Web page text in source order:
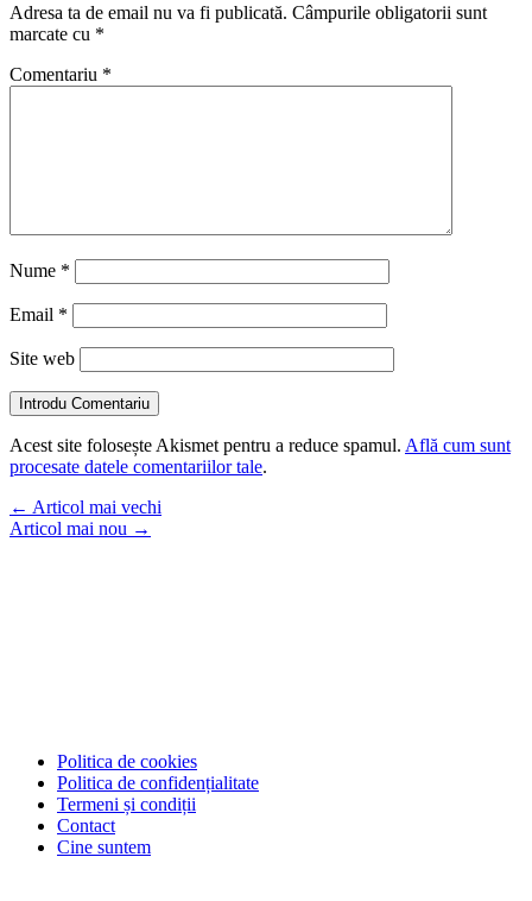
Adresa ta de email nu va fi publicată. Câmpurile obligatorii sunt
marcate cu *
Comentariu *
Nume *
Email *
Site web
Introdu Comentariu
Acest site folosește Akismet pentru a reduce spamul. Află cum sunt
procesate datele comentariilor tale.
← Articol mai vechi
Articol mai nou →
Politica de cookies
Politica de confidențialitate
Termeni și condiții
Contact
Cine suntem